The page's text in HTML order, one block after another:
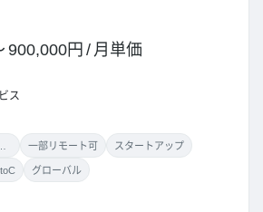
900,000円 / 月単価
ス
一部リモート可 スタートアップ
グローバル